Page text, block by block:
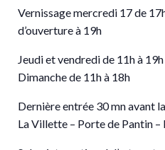
Vernissage mercredi 17 de
d’ouverture à 19h
Jeudi et vendredi de 11h à
Dimanche de 11h à 18h
Dernière entrée 30 mn avant
La Villette – Porte de Pantin –